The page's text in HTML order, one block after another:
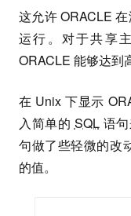
这允许 ORACLE
运行。对于共享
ORACLE 能够达到
在 Unix 下显示
入简单的 SQL语句
句做了些轻微的改
的值。